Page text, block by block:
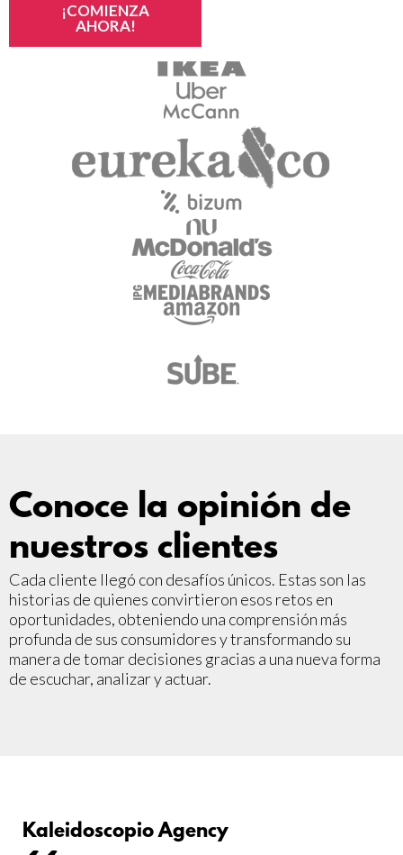
¡COMIENZA
AHORA!
Conoce la opinión de
nuestros clientes
Cada cliente llegó con desafíos únicos. Estas son las
historias de quienes convirtieron esos retos en
oportunidades, obteniendo una comprensión más
profunda de sus consumidores y transformando su
manera de tomar decisiones gracias a una nueva forma
de escuchar, analizar y actuar.
Kaleidoscopio Agency